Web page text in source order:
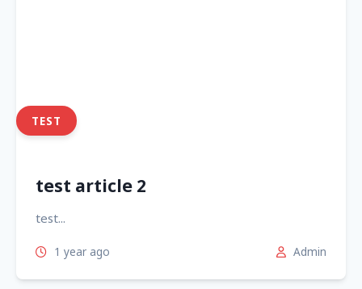
TEST
test article 2
test...
1 year ago Admin